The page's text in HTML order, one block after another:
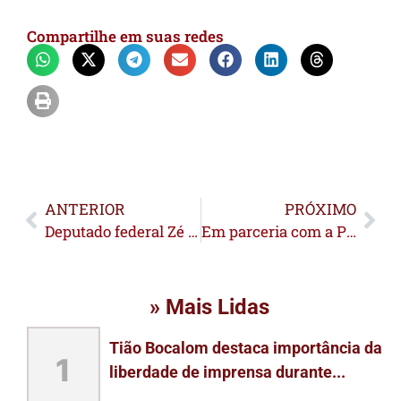
Compartilhe em suas redes
ANTERIOR
Deputado federal Zé Adriano reforça apoio à campanha Feito no Acre e defende fortalecimento da indústria local
PRÓXIMO
Em parceria com a Prefeitura de Rio Branco, senador Alan Rick fortalece trabalho de entidades sociais
» Mais Lidas
1
Tião Bocalom destaca importância da
liberdade de imprensa durante...